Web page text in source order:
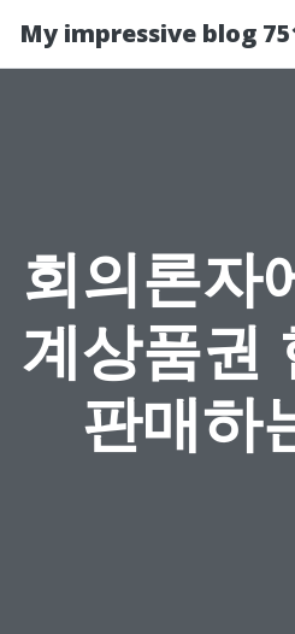
My impressive blog
회의론자
계상품권
판매하